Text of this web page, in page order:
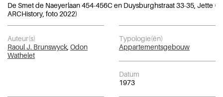
De Smet de Naeyerlaan 454-456C en Duysburghstraat 33-35, Jette (©
ARCHistory, foto 2022)
Auteur(s)
Raoul J. Brunswyck Odon
Wathelet
Typologie(ën)
Appartementsgebouw
Datum
1973